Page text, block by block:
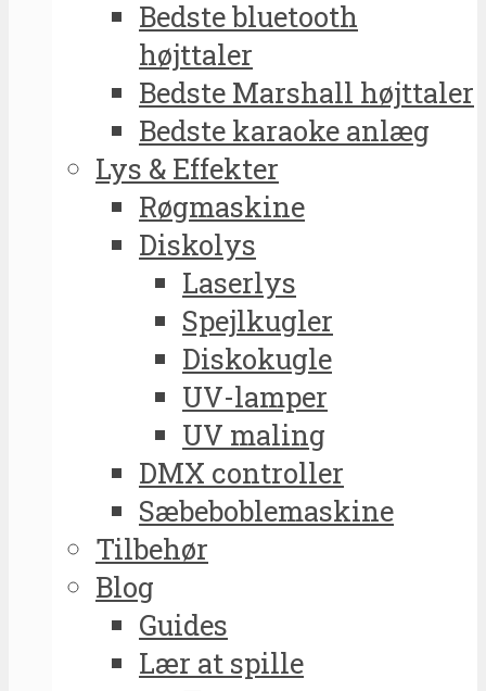
Bedste bluetooth
højttaler
Bedste Marshall højttaler
Bedste karaoke anlæg
Lys & Effekter
Røgmaskine
Diskolys
Laserlys
Spejlkugler
Diskokugle
UV-lamper
UV maling
DMX controller
Sæbeboblemaskine
Tilbehør
Blog
Guides
Lær at spille